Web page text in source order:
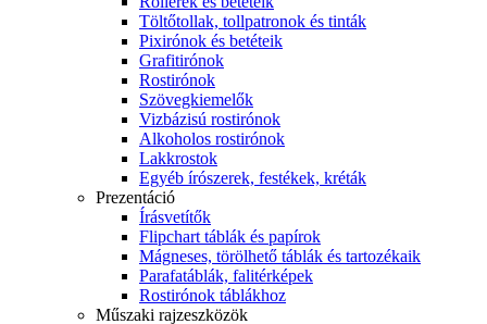
Töltőtollak, tollpatronok és tinták
Pixirónok és betéteik
Grafitirónok
Rostirónok
Szövegkiemelők
Vizbázisú rostirónok
Alkoholos rostirónok
Lakkrostok
Egyéb írószerek, festékek, kréták
Prezentáció
Írásvetítők
Flipchart táblák és papírok
Mágneses, törölhető táblák és tartozékaik
Parafatáblák, falitérképek
Rostirónok táblákhoz
Műszaki rajzeszközök